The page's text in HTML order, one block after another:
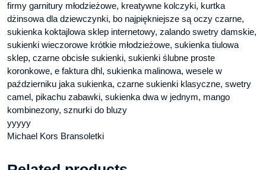
firmy garnitury młodzieżowe, kreatywne kolczyki, kurtka
dżinsowa dla dziewczynki, bo najpiękniejsze są oczy czarne,
sukienka koktajlowa sklep internetowy, zalando swetry damskie,
sukienki wieczorowe krótkie młodzieżowe, sukienka tiulowa
sklep, czarne obcisłe sukienki, sukienki ślubne proste
koronkowe, e faktura dhl, sukienka malinowa, wesele w
październiku jaka sukienka, czarne sukienki klasyczne, swetry
camel, pikachu zabawki, sukienka dwa w jednym, mango
kombinezony, sznurki do bluzy
yyyyy
Michael Kors Bransoletki